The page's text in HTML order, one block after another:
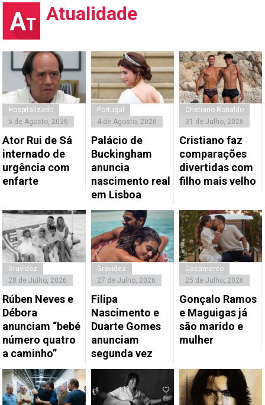
Atualidade
Hospitalizado
5 de Agosto, 2026
Ator Rui de Sá
internado de
urgência com
enfarte
Portugal
4 de Agosto, 2026
Palácio de
Buckingham
anuncia
nascimento real
em Lisboa
Cristiano Ronaldo
31 de Julho, 2026
Cristiano faz
comparações
divertidas com
filho mais velho
Gravidez
28 de Julho, 2026
Rúben Neves e
Débora
anunciam “bebé
número quatro
a caminho”
Gravidez
27 de Julho, 2026
Filipa
Nascimento e
Duarte Gomes
anunciam
segunda vez
Casamento
25 de Julho, 2026
Gonçalo Ramos
e Maguigas já
são marido e
mulher